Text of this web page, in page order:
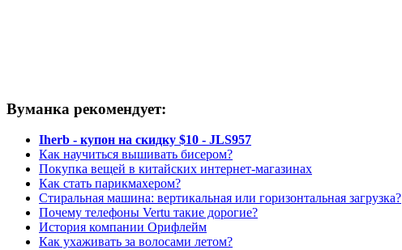
Вуманка рекомендует:
Iherb - купон на скидку $10 - JLS957
Как научиться вышивать бисером?
Покупка вещей в китайских интернет-магазинах
Как стать парикмахером?
Стиральная машина: вертикальная или горизонтальная загрузка?
Почему телефоны Vertu такие дорогие?
История компании Орифлейм
Как ухаживать за волосами летом?